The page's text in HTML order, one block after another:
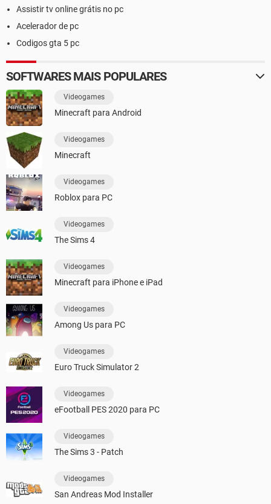
Assistir tv online grátis no pc
Acelerador de pc
Codigos gta 5 pc
SOFTWARES MAIS POPULARES
Videogames
Minecraft para Android
Videogames
Minecraft
Videogames
Roblox para PC
Videogames
The Sims 4
Videogames
Minecraft para iPhone e iPad
Videogames
Among Us para PC
Videogames
Euro Truck Simulator 2
Videogames
eFootball PES 2020 para PC
Videogames
The Sims 3 - Patch
Videogames
San Andreas Mod Installer